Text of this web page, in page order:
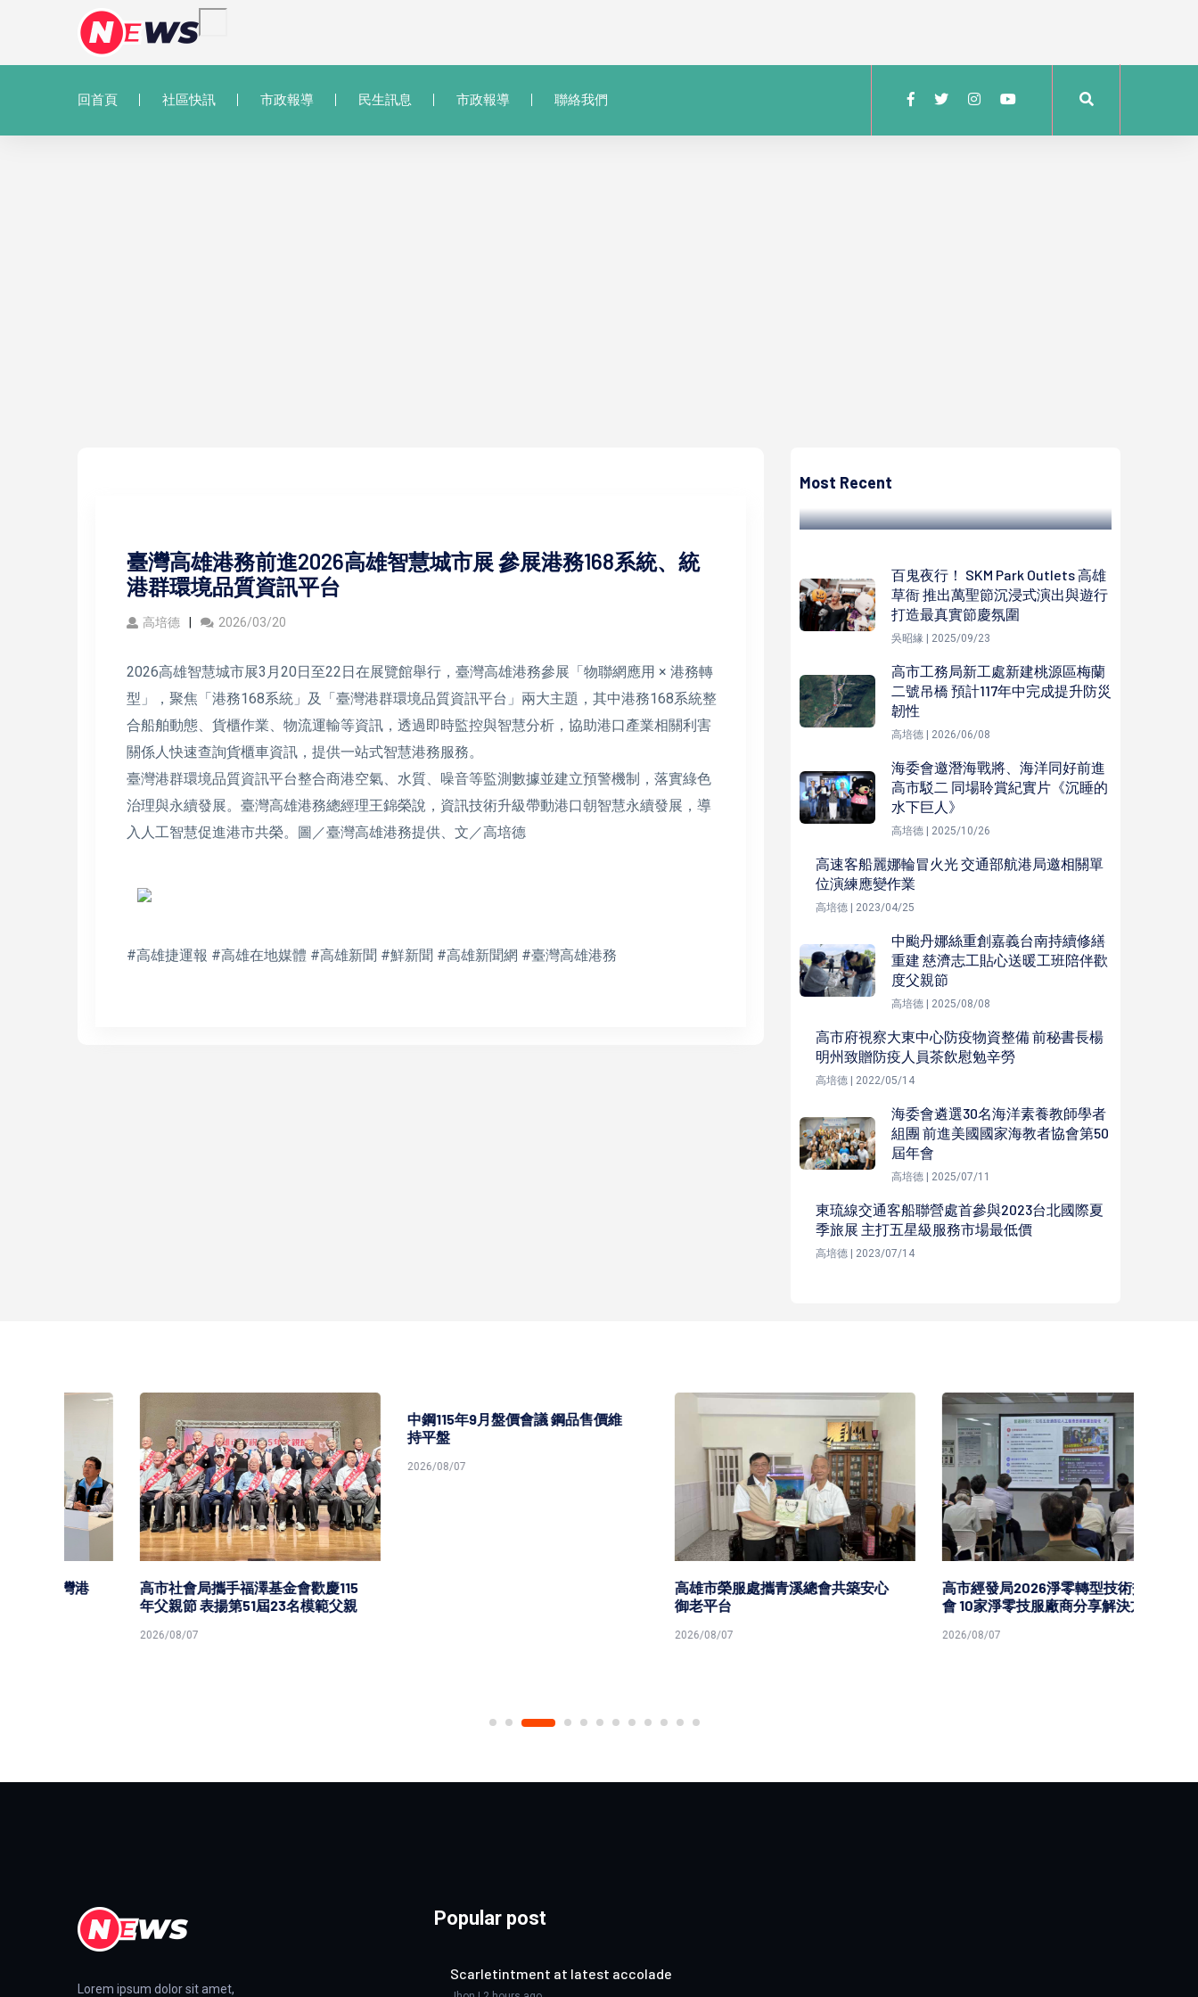
回首頁 社區快訊 市政報導 民生訊息 市政報導 聯絡我們
臺灣高雄港務前進2026高雄智慧城市展 參展港務168系統、統
港群環境品質資訊平台
高培德 2026/03/20
2026高雄智慧城市展3月20日至22日在展覽館舉行，臺灣高雄港務參展「物聯網應用 × 港務轉
型」，聚焦「港務168系統」及「臺灣港群環境品質資訊平台」兩大主題，其中港務168系統整
合船舶動態、貨櫃作業、物流運輸等資訊，透過即時監控與智慧分析，協助港口產業相關利害
關係人快速查詢貨櫃車資訊，提供一站式智慧港務服務。
臺灣港群環境品質資訊平台整合商港空氣、水質、噪音等監測數據並建立預警機制，落實綠色
治理與永續發展。臺灣高雄港務總經理王錦榮說，資訊技術升級帶動港口朝智慧永續發展，導
入人工智慧促進港市共榮。圖／臺灣高雄港務提供、文／高培德
#高雄捷運報 #高雄在地媒體 #高雄新聞 #鮮新聞 #高雄新聞網 #臺灣高雄港務
Most Recent
導防詐傳授手機拍片技巧
百鬼夜行！ SKM Park Outlets 高雄
草衙 推出萬聖節沉浸式演出與遊行
打造最真實節慶氛圍
吳昭緣 | 2025/09/23
高市工務局新工處新建桃源區梅蘭
二號吊橋 預計117年中完成提升防災
韌性
高培德 | 2026/06/08
海委會邀潛海戰將、海洋同好前進
高市駁二 同場聆賞紀實片《沉睡的
水下巨人》
高培德 | 2025/10/26
高速客船麗娜輪冒火光 交通部航港局邀相關單
位演練應變作業
高培德 | 2023/04/25
中颱丹娜絲重創嘉義台南持續修繕
重建 慈濟志工貼心送暖工班陪伴歡
度父親節
高培德 | 2025/08/08
高市府視察大東中心防疫物資整備 前秘書長楊
明州致贈防疫人員茶飲慰勉辛勞
高培德 | 2022/05/14
海委會遴選30名海洋素養教師學者
組團 前進美國國家海教者協會第50
屆年會
高培德 | 2025/07/11
東琉線交通客船聯營處首參與2023台北國際夏
季旅展 主打五星級服務市場最低價
高培德 | 2023/07/14
高市社會局攜手福澤基金會歡慶115
年父親節 表揚第51屆23名模範父親
中鋼115年9月盤價會議 鋼品售價維
持平盤
2026/08/07
高雄市榮服處攜青溪總會共築安心
高市經發局2026淨零轉型技術交流
會 10家淨零技服廠商分享解決方案
Lorem ipsum dolor sit amet,
Popular post
Scarletintment at latest accolade